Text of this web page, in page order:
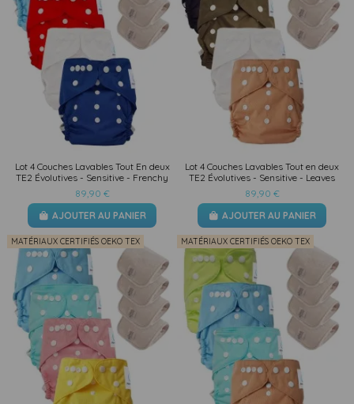
Lot 4 Couches Lavables Tout En deux
TE2 Évolutives - Sensitive - Frenchy
89,90 €
AJOUTER AU PANIER
Lot 4 Couches Lavables Tout en deux
TE2 Évolutives - Sensitive - Leaves
89,90 €
AJOUTER AU PANIER
MATÉRIAUX CERTIFIÉS OEKO TEX MATÉRIAUX CERTIFIÉS OEKO TEX